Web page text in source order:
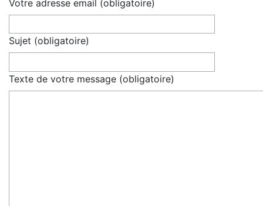
Votre adresse email (obligatoire)
Sujet (obligatoire)
Texte de votre message (obligatoire)